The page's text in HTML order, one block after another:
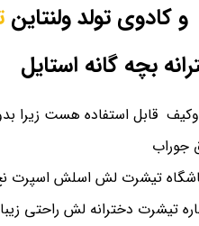
بچه گانه استایل
قابل استفاده هست زیرا
جوراب
تیشرت لش اسلش اسپرت
تیشرت دخترانه لش راحتی